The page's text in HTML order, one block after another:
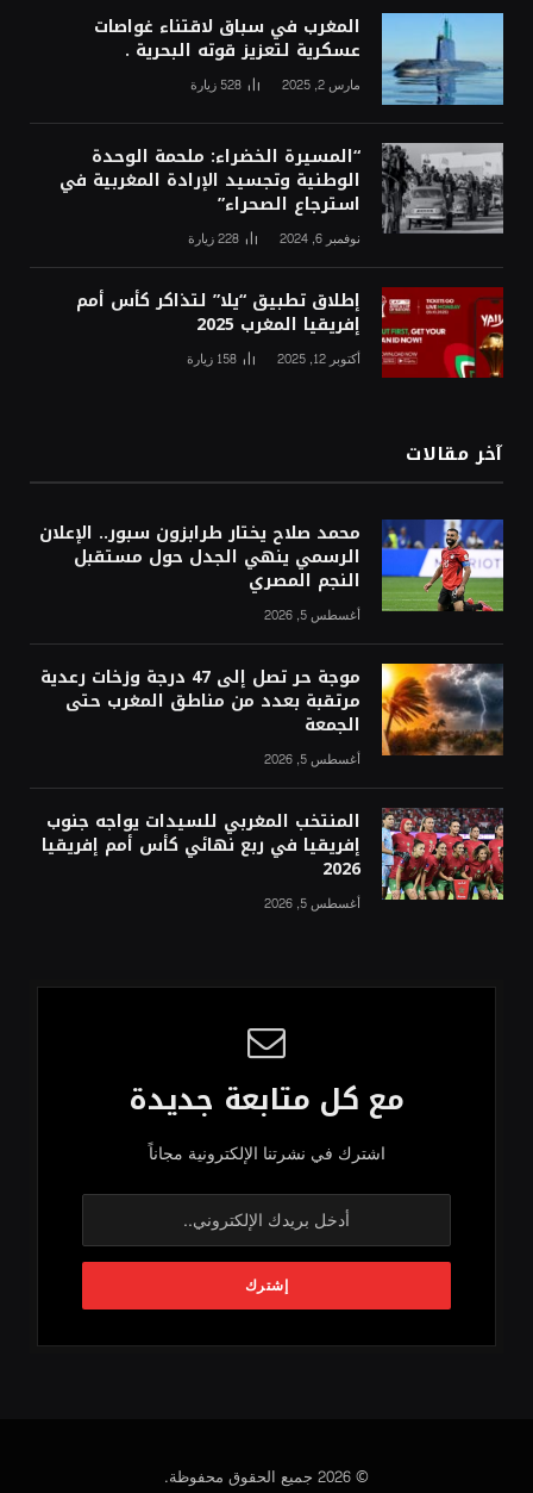
المغرب في سباق لاقتناء غواصات
عسكرية لتعزيز قوته البحرية .
مارس 2, 2025 528 زيارة
“المسيرة الخضراء: ملحمة الوحدة
الوطنية وتجسيد الإرادة المغربية في
استرجاع الصحراء”
نوفمبر 6, 2024 228زيارة
إطلاق تطبيق “يلا” لتذاكر كأس أمم
إفريقيا المغرب 2025
أكتوبر 12, 2025 158 زيارة
آخر مقالات
محمد صلاح يختار طرابزون سبور.. الإعلان
الرسمي ينهي الجدل حول مستقبل
النجم المصري
أغسطس 5, 2026
موجة حر تصل إلى 47 درجة وزخات رعدية
مرتقبة بعدد من مناطق المغرب حتى
الجمعة
أغسطس 5, 2026
المنتخب المغربي للسيدات يواجه جنوب
إفريقيا في ربع نهائي كأس أمم إفريقيا
2026
أغسطس 5, 2026
مع كل متابعة جديدة
اشترك في نشرتنا الإلكترونية مجاناً
© 2026 جميع الحقوق محفوظة.